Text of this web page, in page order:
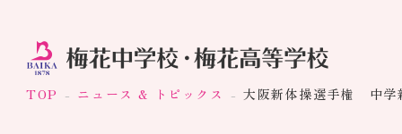
TOP ニュース & トピックス 大阪新体操選手権 中